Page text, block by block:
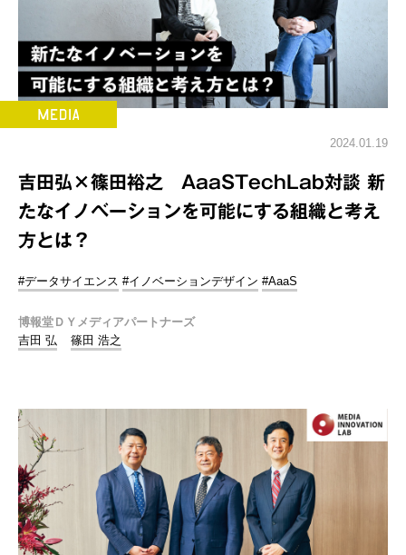
2024.01.19
吉田弘×篠田裕之 AaaSTechLab対談 新
たなイノベーションを可能にする組織と考え
方とは？
#データサイエンス #イノベーションデザイン #AaaS
博報堂ＤＹメディアパートナーズ
吉田 弘
篠田 浩之